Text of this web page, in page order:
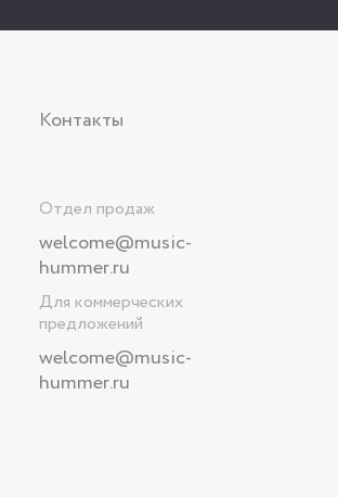
Контакты
Отдел продаж
welcome@music-
hummer.ru
Для коммерческих
предложений
welcome@music-
hummer.ru